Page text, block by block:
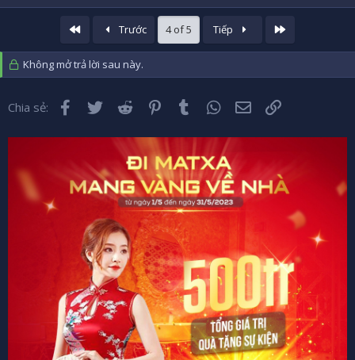
Trước 4 of 5 Tiếp
Không mở trả lời sau này.
Chia sẻ: Facebook
Twitter Reddit Pinterest
Tumblr WhatsApp
Email